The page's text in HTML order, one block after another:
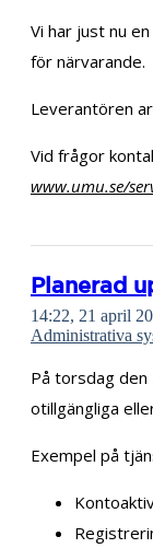
Vi har just nu
för närvarande.
Leverantören
Vid frågor
www.umu.se/
Planerad
14:22, 21 april
Administrativa
På torsdag
otillgängliga
Exempel på